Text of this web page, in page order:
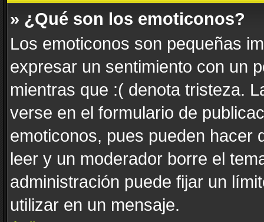
» ¿Qué son los emoticonos?
Los emoticonos son pequeñas
expresar un sentimiento con un
mientras que :( denota tristeza.
verse en el formulario de
emoticonos, pues pueden hacer
leer y un moderador borre el
administración puede fijar un
utilizar en un mensaje.